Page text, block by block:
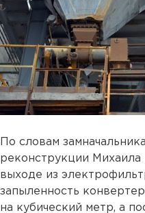
По словам
реконструкции Михаила
выходе из
запыленность
на кубический метр, а